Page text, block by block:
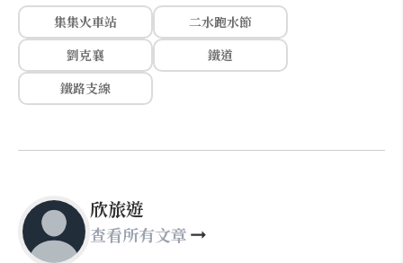
集集火車站
二水跑水節
劉克襄
鐵道
鐵路支線
欣旅遊
查看所有文章